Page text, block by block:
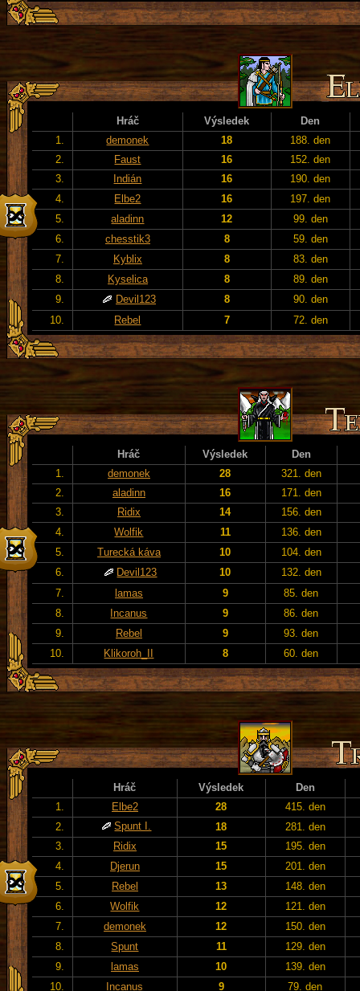
Hráč Výsledek
Den
1.
demonek 18
188. den
2.
Faust 16
152. den
3.
Indián 16
190. den
4.
Elbe2 16
197. den
5.
aladinn 12
99. den
6.
chesstik3 8
59. den
7.
Kyblix 8
83. den
8.
Kyselica 8
89. den
9.
Devil123 8
90. den
10.
Rebel 7 72. den
Hráč Výsledek
Den
1.
demonek 28
321. den
2.
aladinn 16
171. den
3.
Ridix 14
156. den
4.
Wolfik 11
136. den
5.
Turecká káva 10
104. den
6.
Devil123 10
132. den
7.
lamas 9
85. den
8.
Incanus 9
86. den
9.
Rebel 9
93. den
10.
Klikoroh_II 8 60. den
Hráč Výsledek
Den
1.
Elbe2 28
415. den
2.
Spunt I. 18
281. den
3.
Ridix 15
195. den
4.
Djerun 15
201. den
5.
Rebel 13
148. den
6.
Wolfik 12
121. den
7.
demonek 12
150. den
8.
Spunt 11
129. den
9.
lamas 10
139. den
10.
Incanus 9 79. den